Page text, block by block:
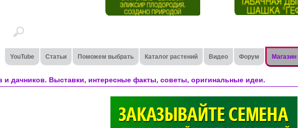
YouTube Статьи Поможем выбрать Каталог растений Видео Форум Магазин
и дачников. Выставки, интересные факты, советы, оригинальные идеи.